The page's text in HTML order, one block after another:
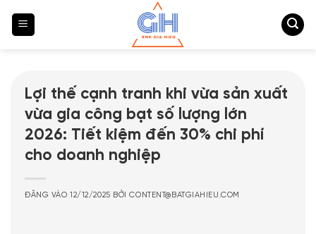
qua
Lợi thế cạnh tranh khi vừa sản xuất
vừa gia công bạt số lượng lớn
2026: Tiết kiệm đến 30% chi phí
cho doanh nghiệp
ĐĂNG VÀO12/12/2025 BỞICONTENT@BATGIAHIEU.COM